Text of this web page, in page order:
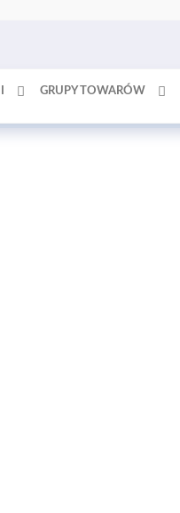
GRUPY TOWARÓW